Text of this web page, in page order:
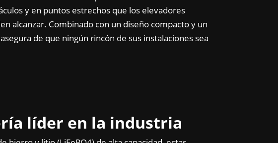
y en puntos estrechos que los elevadores
alcanzar. Combinado con un diseño compacto y un
de que ningún rincón de sus instalaciones sea
líder en la industria